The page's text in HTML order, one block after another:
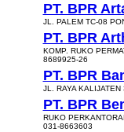
PT. BPR
JL. PALEM TC-08
PT. BPR
KOMP. RUKO
8689925-26
PT. BPR
JL. RAYA
PT. BPR
RUKO
031-8663603